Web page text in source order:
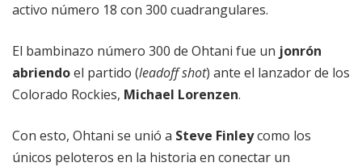
activo número 18 con 300 cuadrangulares.
El bambinazo número 300 de Ohtani fue un jonrón
abriendoel partido (leadoff shot) ante el lanzador de los
Colorado Rockies, Michael Lorenzen.
Con esto, Ohtani se unió a Steve Finleycomo los
únicos peloteros en la historia en conectar un